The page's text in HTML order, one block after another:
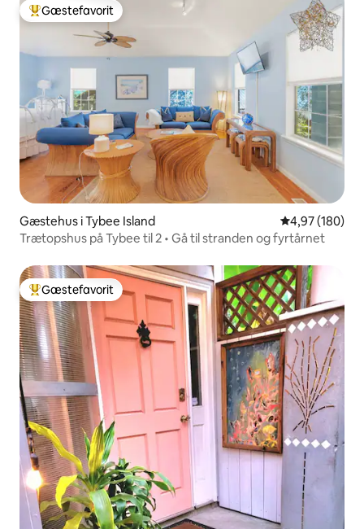
Bedste gæstefavorit
Gæstefavorit
Gæstehus i Tybee Island 4,97 ud af 5 i
4,97 (180)
Trætopshus på Tybee til 2 • Gå til stranden og fyrtårnet
Bedste gæstefavorit
Gæstefavorit